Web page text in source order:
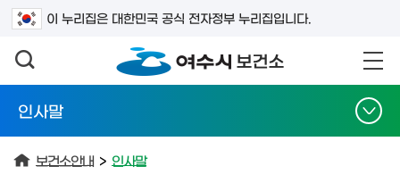
이 누리집은 대한민국 공식 전자정부 누리집입니다.
검색어를 입력하세요
인사말
보건소안내 > 인사말